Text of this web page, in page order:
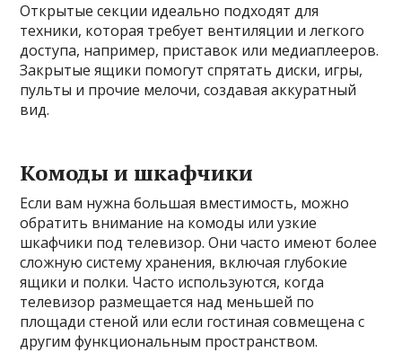
Открытые секции идеально подходят для
техники, которая требует вентиляции и легкого
доступа, например, приставок или медиаплееров.
Закрытые ящики помогут спрятать диски, игры,
пульты и прочие мелочи, создавая аккуратный
вид.
Комоды и шкафчики
Если вам нужна большая вместимость, можно
обратить внимание на комоды или узкие
шкафчики под телевизор. Они часто имеют более
сложную систему хранения, включая глубокие
ящики и полки. Часто используются, когда
телевизор размещается над меньшей по
площади стеной или если гостиная совмещена с
другим функциональным пространством.